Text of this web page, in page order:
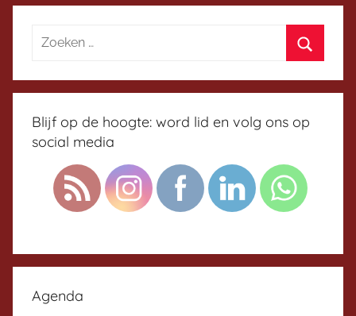
Blijf op de hoogte: word lid en volg ons op
social media
Agenda